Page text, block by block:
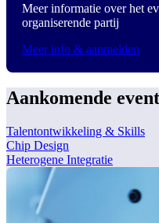
Meer informatie over het
organiserende partij
Meer info & aanmelden
Aankomende
Talentontwikkeling & Skills
Chip Design
Heterogene Integratie